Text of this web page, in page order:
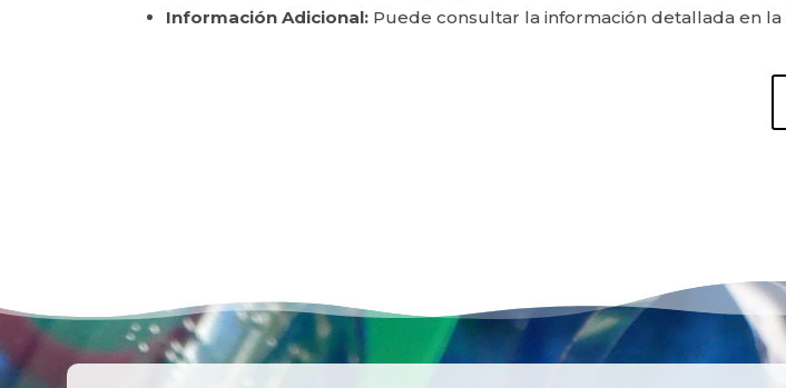
Información Adicional: Puede consultar la información detallada en la